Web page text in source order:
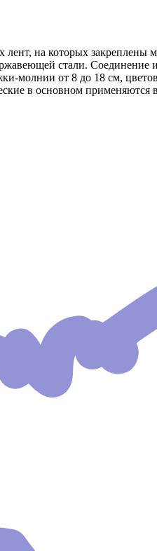
лент, на которых
стали.
молнии от 8 до 18 см,
в основном